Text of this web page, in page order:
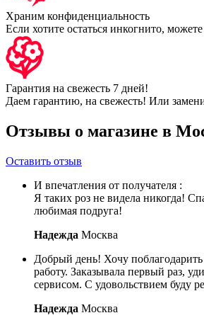
Храним конфиденциальность
Если хотите остаться инкогнито,
Гарантия на свежесть 7 дней!
Даем гарантию, на свежесть! Или
Отзывы о магазине в
Оставить отзыв
И впечатления от получателя :
Я таких роз не видела никогда!
любимая подруга!
Надежда Москва
Добрый день! Хочу поблагодарить
работу. Заказывала первый раз,
сервисом. С удовольствием буду
Надежда Москва